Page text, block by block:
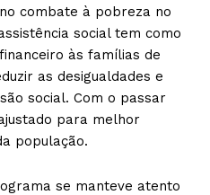
combate à pobreza no
social tem como
às famílias de
as desigualdades e
social. Com o passar
para melhor
população.
se manteve atento